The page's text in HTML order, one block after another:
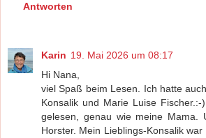
Antworten
Karin 19. Mai 2026 um 08:17
Hi Nana,
viel Spaß beim Lesen. Ich hatte
Konsalik und Marie Luise
gelesen, genau wie meine Mama.
Horster. Mein Lieblings-Konsalik